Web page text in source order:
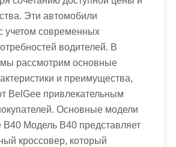
Эти автомобили
учетом современных
водителей. В
мы рассмотрим основные
и преимущества,
BelGee привлекательным
Основные модели
B40 Модель B40 представляет
кроссовер, который